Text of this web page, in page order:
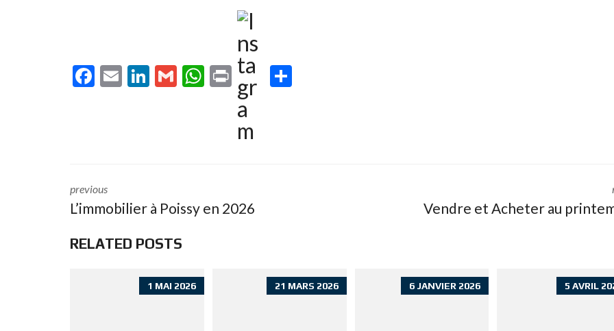
F
o
k
E
Li G
W
p
Pr
in
t
previous
L’immobilier à Poissy en 2026 Vendre et Acheter au
RELATED POSTS
1 MAI 2026 21 MARS 2026 6 JANVIER 2026 5 AVRIL